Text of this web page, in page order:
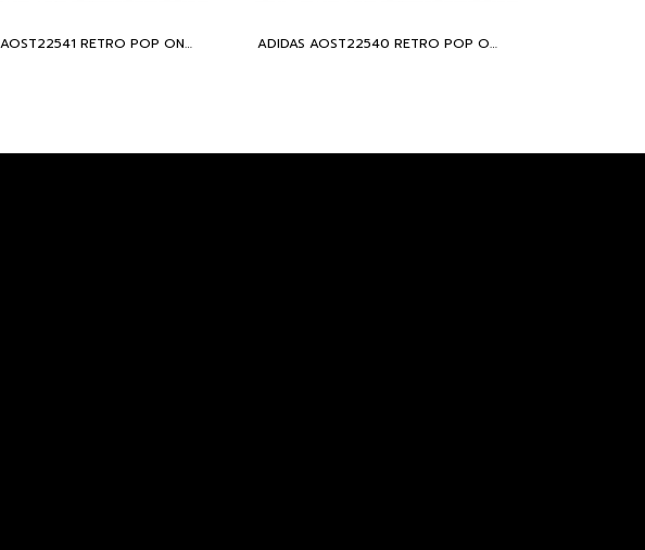
ADIDAS AOST22541 RETRO POP ONE นาฬิกาข้อมือผู้หญิง ADIDAS AOST22540 RETRO POP ONE นาฬิกาข้อมือผู้หญิง